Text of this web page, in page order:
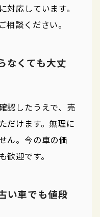
対応しています。
談ください。
なくても大丈
認したうえで、売
だけます。無理に
ん。今の車の価
迎です。
い車でも値段